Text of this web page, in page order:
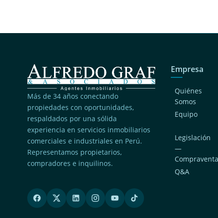
Más de 34 años conectando
propiedades con oportunidades,
respaldados por una sólida
experiencia en servicios inmobiliarios
comerciales e industriales en Perú.
Representamos propietarios,
compradores e inquilinos.
Empresa
Quiénes
Somos
Equipo
Legislación
—
Compraventa
Q&A